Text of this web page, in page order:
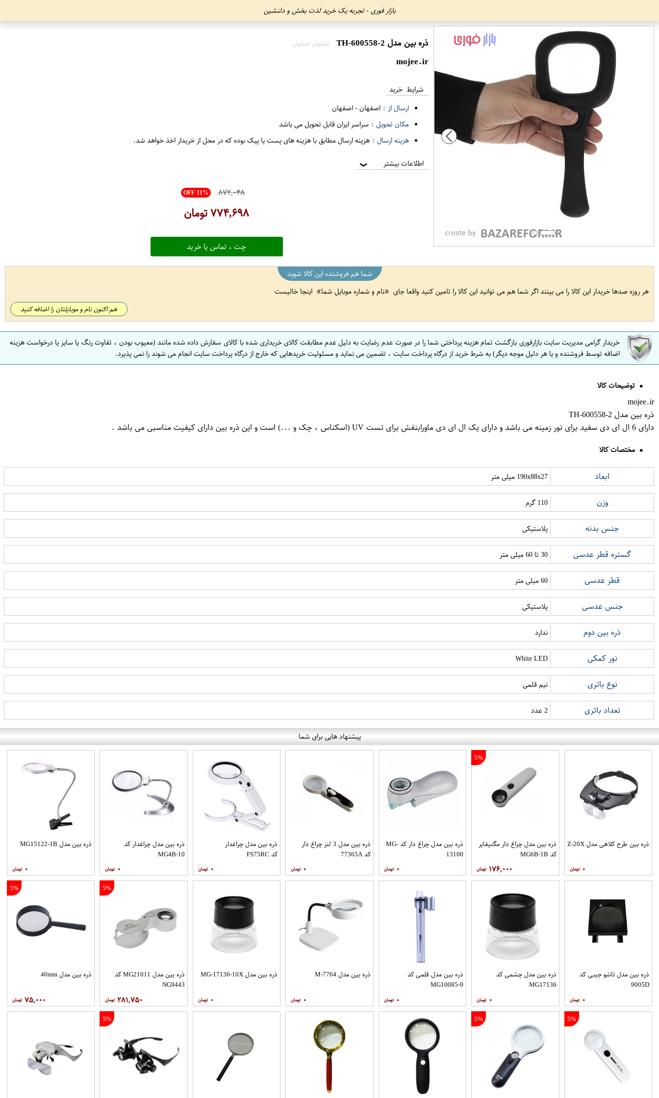
بازار فوری - تجربه یک خرید لذت بخش و دلنشین
ذره بین مدل 2-TH-600558 اصفهان اصفهان
mojee.ir
شرایط خرید
ارسال از : اصفهان-اصفهان
مکان تحویل : سراسر ایران قابل تحویل می باشد
هزینه ارسال : هزینه ارسال مطابق با هزینه های پست یا پیک بوده که در محل از خریدار اخذ خواهد شد.
اطلاعات بیشتر ❯
OFF 11% ۸۷۲,۰۴۸
۷۷۴,۶۹۸تومان
چت ، تماس یا خرید
شما هم فروشنده این کالا شوید
هر روزه صدها خریدار این کالا را می بینند اگر شما هم می توانید این کالا را تامین کنید واقعا جای
نام و شماره موبایل شما اینجا خالیست
هم اکنون نام و موبایلتان را اضافه کنید
خریدار گرامی مدیریت سایت بازارفوری بازگشت تمام هزینه پرداختی شما را در صورت عدم رضایت به دلیل عدم مطابقت کالای خریداری شده با کالای سفارش داده شده مانند (معیوب بودن ، تفاوت رنگ یا سایز یا درخواست هزینه
اضافه توسط فروشنده و یا هر دلیل موجه دیگر) به شرط خرید از درگاه پرداخت سایت ، تضمین می نماید و مسئولیت خریدهایی که خارج از درگاه پرداخت سایت انجام می شوند را نمی پذیرد.
توضیحات کالا
mojee.ir
ذره بین مدل 2-TH-600558
دارای 6 ال ای دی سفید برای نور زمینه می باشد و دارای یک ال ای دی ماورابنفش برای تست UV (اسکناس ، چک و ...) است و این ذره بین دارای کیفیت مناسبی می باشد .
مختصات کالا
ابعاد 190x88x27 میلی متر
وزن 110 گرم
جنس بدنه پلاستیکی
گستره قطر عدسی 30 تا 60 میلی متر
قطر عدسی 60 میلی متر
جنس عدسی پلاستیکی
ذره بین دوم ندارد
نور کمکی White LED
نوع باتری نیم قلمی
تعداد باتری 2 عدد
پیشنهاد هایی برای شما
ذره بین طرح کلاهی مدل Z-20X
۰
5%
ذره بین مدل چراغ دار مگنیفایر
کد MG6B-1B
۱۷۶,۰۰۰
ذره بین مدل چراغ دار کد MG-
13100
۰
ذره بین مدل 3 لنز چراغ دار
کد 77365A
۰
ذره بین مدل چراغدار
کد FS75RC
۰
ذره بین مدل چراغدار کد
MG4B-10
۰
ذره بین مدل MG15122-1B
۰
ذره بین مدل تاشو جیبی کد
9005D
۰
ذره بین مدل چشمی کد
MG17136
۰
ذره بین مدل قلمی کد
MG10085-9
۰
ذره بین مدل M-7764
۰
ذره بین مدل MG-17136-10X
۰
5%
ذره بین مدل MG21011 کد
NG9443
۲۸۱,۷۵۰
5%
ذره بین مدل 40mm
۷۵,۰۰۰
5%
5%
5%